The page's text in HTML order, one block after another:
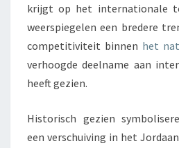
krijgt op het internationale
weerspiegelen een bredere
competitiviteit binnen het
verhoogde deelname aan
heeft gezien.
Historisch gezien
een verschuiving in het